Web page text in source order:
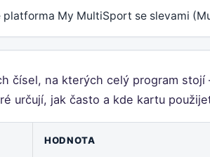
platforma My MultiSport se slevami
čísel, na kterých celý program stojí
určují, jak často a kde kartu
HODNOTA